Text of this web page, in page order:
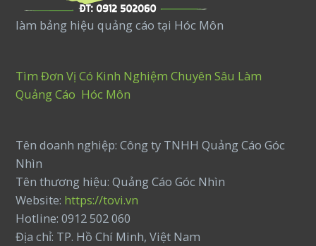
làm bảng hiệu quảng cáo tại Hóc Môn
Tìm Đơn Vị Có Kinh Nghiệm Chuyên Sâu Làm
Quảng Cáo Hóc Môn
Tên doanh nghiệp: Công ty TNHH Quảng Cáo Góc
Nhìn
Tên thương hiệu: Quảng Cáo Góc Nhìn
Website: https://tovi.vn
Hotline: 0912 502 060
Địa chỉ: TP. Hồ Chí Minh, Việt Nam